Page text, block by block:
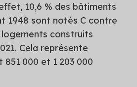
10,6 % des bâtiments
1948 sont notés C contre
logements construits
Cela représente
000 et 1 203 000